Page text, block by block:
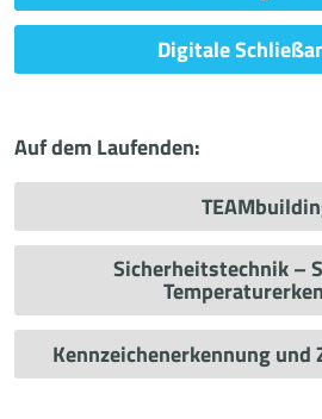
Digitale
Auf dem Laufenden:
Sicherheitstechnik –
Kennzeichenerkennung